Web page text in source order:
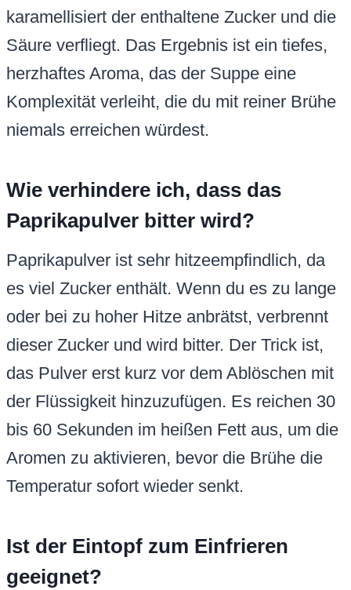
karamellisiert der enthaltene Zucker und die
Säure verfliegt. Das Ergebnis ist ein tiefes,
herzhaftes Aroma, das der Suppe eine
Komplexität verleiht, die du mit reiner Brühe
niemals erreichen würdest.
Wie verhindere ich, dass das
Paprikapulver bitter wird?
Paprikapulver ist sehr hitzeempfindlich, da
es viel Zucker enthält. Wenn du es zu lange
oder bei zu hoher Hitze anbrätst, verbrennt
dieser Zucker und wird bitter. Der Trick ist,
das Pulver erst kurz vor dem Ablöschen mit
der Flüssigkeit hinzuzufügen. Es reichen 30
bis 60 Sekunden im heißen Fett aus, um die
Aromen zu aktivieren, bevor die Brühe die
Temperatur sofort wieder senkt.
Ist der Eintopf zum Einfrieren
geeignet?